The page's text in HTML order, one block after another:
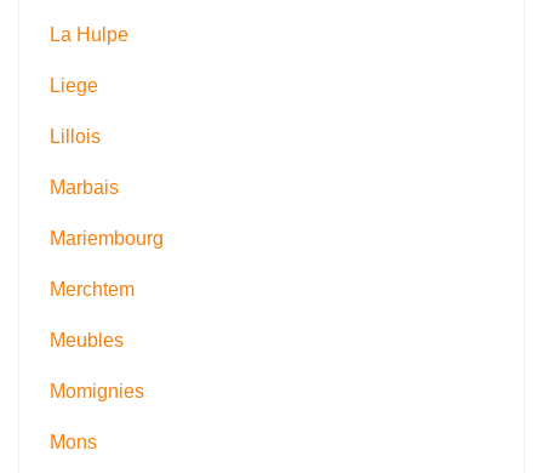
La Hulpe
Liege
Lillois
Marbais
Mariembourg
Merchtem
Meubles
Momignies
Mons